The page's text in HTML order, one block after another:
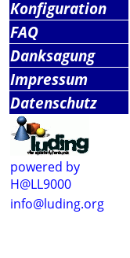
Konfiguration
FAQ
Danksagung
Impressum
Datenschutz
powered by
H@LL9000
info@luding.org